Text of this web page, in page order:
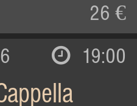
26 €
19:00